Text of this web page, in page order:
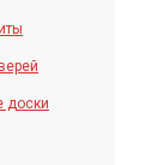
доски